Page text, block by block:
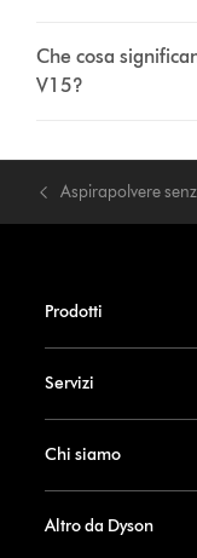
Che cosa
V15?
Aspirapolvere
Prodotti
Servizi
Chi siamo
Altro da Dyson